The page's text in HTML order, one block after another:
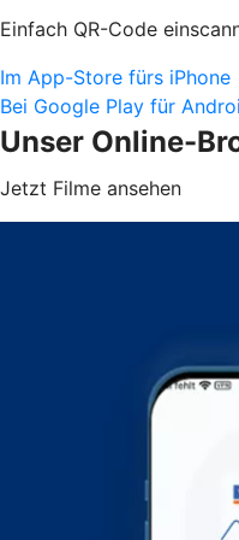
Einfach QR-Code
Im App-Store fürs iPhone
Bei Google Play für
Unser Online-
Jetzt Filme ansehen